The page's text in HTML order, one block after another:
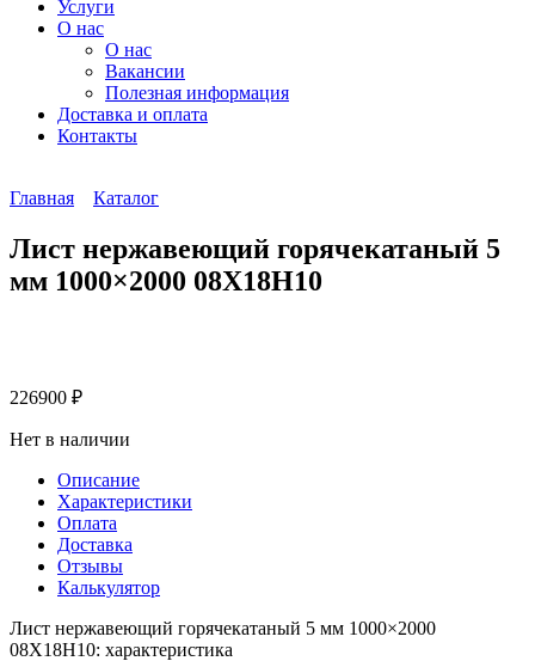
Услуги
О нас
О нас
Вакансии
Полезная информация
Доставка и оплата
Контакты
Главная Каталог
Лист нержавеющий горячекатаный 5
мм 1000×2000 08Х18Н10
226900 ₽
Нет в наличии
Описание
Характеристики
Оплата
Доставка
Отзывы
Калькулятор
Лист нержавеющий горячекатаный 5 мм 1000×2000
08Х18Н10: характеристика